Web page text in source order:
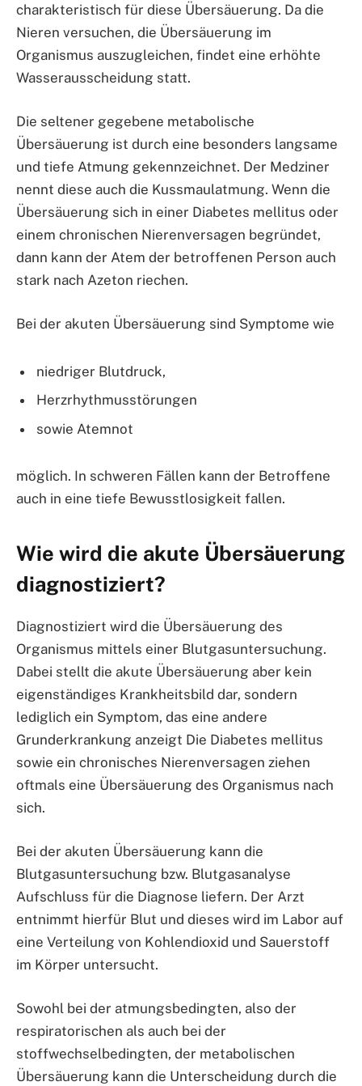
charakteristisch für diese Übersäuerung. Da die
Nieren versuchen, die Übersäuerung im
Organismus auszugleichen, findet eine erhöhte
Wasserausscheidung statt.
Die seltener gegebene metabolische
Übersäuerung ist durch eine besonders langsame
und tiefe Atmung gekennzeichnet. Der Medziner
nennt diese auch die Kussmaulatmung. Wenn die
Übersäuerung sich in einer Diabetes mellitus oder
einem chronischen Nierenversagen begründet,
dann kann der Atem der betroffenen Person auch
stark nach Azeton riechen.
Bei der akuten Übersäuerung sind Symptome wie
niedriger Blutdruck,
Herzrhythmusstörungen
sowie Atemnot
möglich. In schweren Fällen kann der Betroffene
auch in eine tiefe Bewusstlosigkeit fallen.
Wie wird die akute Übersäuerung
diagnostiziert?
Diagnostiziert wird die Übersäuerung des
Organismus mittels einer Blutgasuntersuchung.
Dabei stellt die akute Übersäuerung aber kein
eigenständiges Krankheitsbild dar, sondern
lediglich ein Symptom, das eine andere
Grunderkrankung anzeigt Die Diabetes mellitus
sowie ein chronisches Nierenversagen ziehen
oftmals eine Übersäuerung des Organismus nach
sich.
Bei der akuten Übersäuerung kann die
Blutgasuntersuchung bzw. Blutgasanalyse
Aufschluss für die Diagnose liefern. Der Arzt
entnimmt hierfür Blut und dieses wird im Labor auf
eine Verteilung von Kohlendioxid und Sauerstoff
im Körper untersucht.
Sowohl bei der atmungsbedingten, also der
respiratorischen als auch bei der
stoffwechselbedingten, der metabolischen
Übersäuerung kann die Unterscheidung durch die